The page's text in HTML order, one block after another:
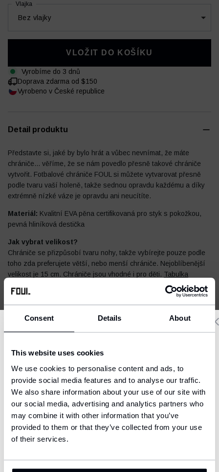
Consent Details About
This website uses cookies
We use cookies to personalise content and ads, to
provide social media features and to analyse our traffic.
We also share information about your use of our site with
our social media, advertising and analytics partners who
may combine it with other information that you’ve
provided to them or that they’ve collected from your use
of their services.
Fotbalový deník
Bez vlajky
Vlajka
VLOŽIT DO KOŠÍKU
Vyrobíme do 3 dnů
Doprava zdarma od $150
Vyrobeno v České republice
Detail produktu
Představte si, jaké by bylo hrát a vůbec nevnímat, že máte
chrániče... věříme, že se nám povedlo přesně takové chrániče
vytvořit. Fotbalové chrániče FOUL si můžete vytvarovat přesně
podle tvaru vaší holeně, takže sednou opravdu každému a díky
extrémně nízké váze je opravdu ani neucítíte.
Materiál: Kvalitní EVA pěna certifikovaná pro styk s pokožkou,
pevná hliníková destička
Jak vybrat velikost?
Chrániče se přizpůsobí tvaru nohy, takže vybírejte pouze podle
toho zda preferujete větší, nebo menší chrániče. Nejoblíbenější
velikost je 15 cm. Chrániče jsou vhodné i pro děti. Tabulka
Jak vybrat velikost?
MŮŽE SE HODIT
your location.
United States (USD)
Ship to
English
Language
CONFIRM